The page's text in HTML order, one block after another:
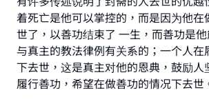
着死亡是他可以掌控的，而是因为他在
世了，以善功结束了 一生，而善功是
与真主的教法律例有关系的；一个人在
下去世，这是真主对他的恩典，鼓励人
履行善功，希望在做善功的情况下去世